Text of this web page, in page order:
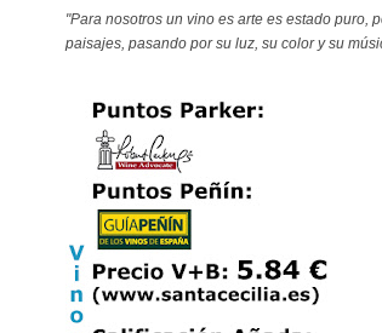
"Para nosotros un vino es arte es estado puro,
paisajes, pasando por su luz, su color y su